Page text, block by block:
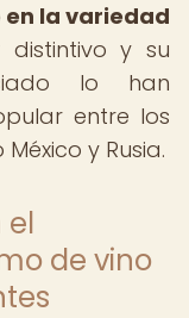
la variedad
distintivo y su
lo han
entre los
y Rusia.
el
de vino